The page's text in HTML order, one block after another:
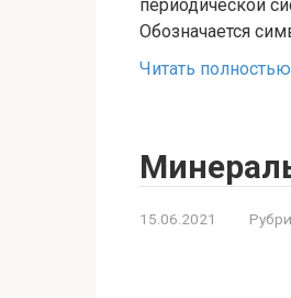
периодической
Обозначается
Читать полностью
15.06.2021